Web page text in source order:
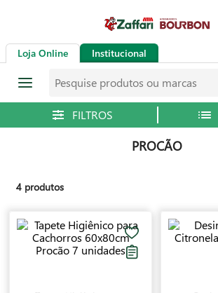
Loja Online Institucional
PROCÃO
4 produtos